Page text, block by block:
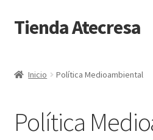
Ir
navegación
Ir
al
Tienda Atecresa
Condiciones generales de venta
Inicio Política Medioambiental
Política